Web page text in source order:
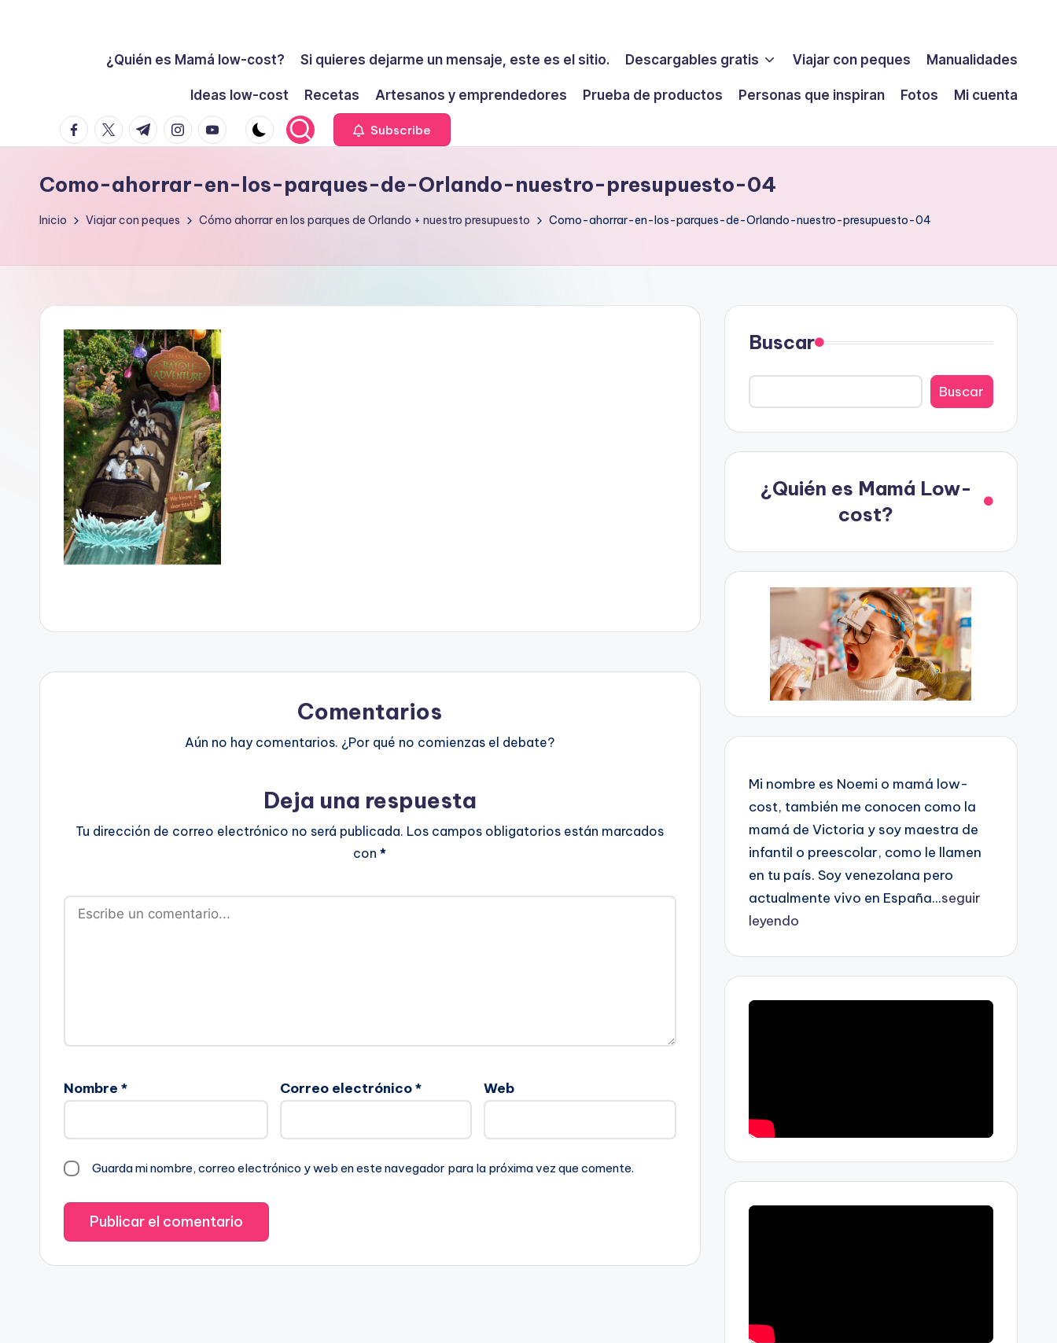
no
en
el
¿Quién es Mamá low-cost? Si quieres dejarme un mensaje, este es el sitio. Descargables gratis Viajar con peques Manualidades
Ideas low-cost Recetas Artesanos y emprendedores Prueba de productos Personas que inspiran Fotos
Mi cuenta
facebook.com
twitter.com
t.me instagram.com
youtube.com Subscribe
Como-ahorrar-en-los-parques-de-Orlando-nuestro-presupuesto-04
Inicio Viajar con peques Cómo ahorrar en los parques de Orlando + nuestro presupuesto Como-ahorrar-en-los-parques-de-Orlando-nuestro-presupuesto-04
Comentarios
Aún no hay comentarios. ¿Por qué no comienzas el debate?
Deja una respuesta
Tu dirección de correo electrónico no será publicada. Los campos obligatorios están marcados
con*
Nombre * Correo electrónico* Web
Guarda mi nombre, correo electrónico y web en este navegador para la próxima vez que comente.
Buscar
Buscar
¿Quién es Mamá Low-
cost?
Mi nombre es Noemi o mamá low-
cost, también me conocen como la
mamá de Victoria y soy maestra de
infantil o preescolar, como le llamen
en tu país. Soy venezolana pero
actualmente vivo en España...seguir
leyendo